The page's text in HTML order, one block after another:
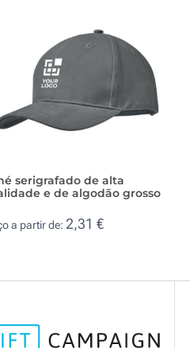
serigrafado de alta
e de algodão grosso
a partir de: 2,31 €